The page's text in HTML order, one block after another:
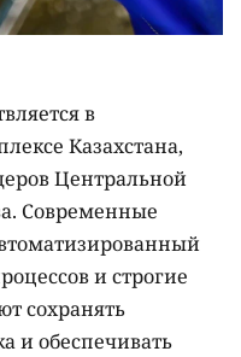
в
Казахстана,
Центральной
Современные
и строгие
сохранять
и обеспечивать